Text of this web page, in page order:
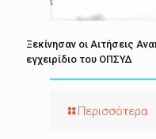
Ξεκίνησαν οι Αιτήσεις
εγχειρίδιο του ΟΠΣΥΔ
Περισσότερα